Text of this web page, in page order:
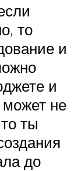
то
и
и
может не
ты
до